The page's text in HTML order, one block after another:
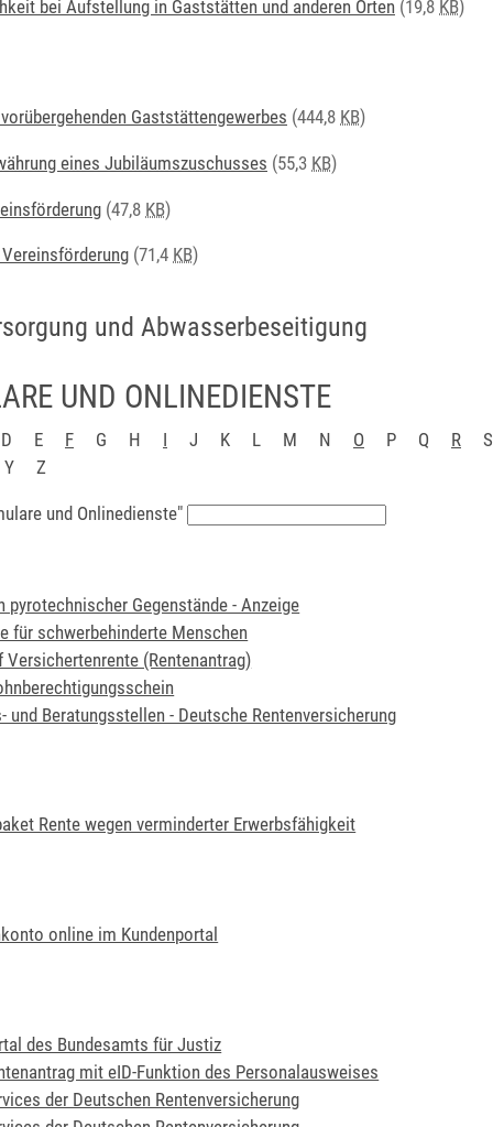
bei Aufstellung in Gaststätten und anderen Orten (19,8 KB)
Gaststättengewerbes (444,8 KB)
eines Jubiläumszuschusses (55,3 KB)
(47,8 KB)
(71,4 KB)
und Abwasserbeseitigung
UND ONLINEDIENSTE
D E F G H I J K L M N O P Q R
S
Y
Z
und Onlinedienste"
pyrotechnischer Gegenstände - Anzeige
für schwerbehinderte Menschen
Versichertenrente (Rentenantrag)
und Beratungsstellen - Deutsche Rentenversicherung
Rente wegen verminderter Erwerbsfähigkeit
online im Kundenportal
des Bundesamts für Justiz
mit eID-Funktion des Personalausweises
der Deutschen Rentenversicherung